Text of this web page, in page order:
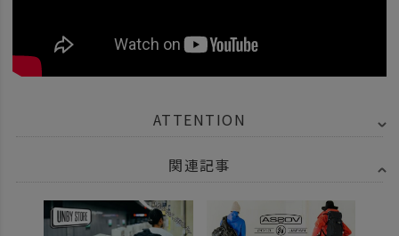
ATTENTION
関連記事